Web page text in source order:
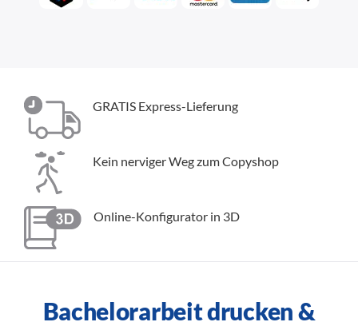
GRATIS Express-Lieferung
Kein nerviger Weg zum Copyshop
Online-Konfigurator in 3D
Bachelorarbeit drucken &